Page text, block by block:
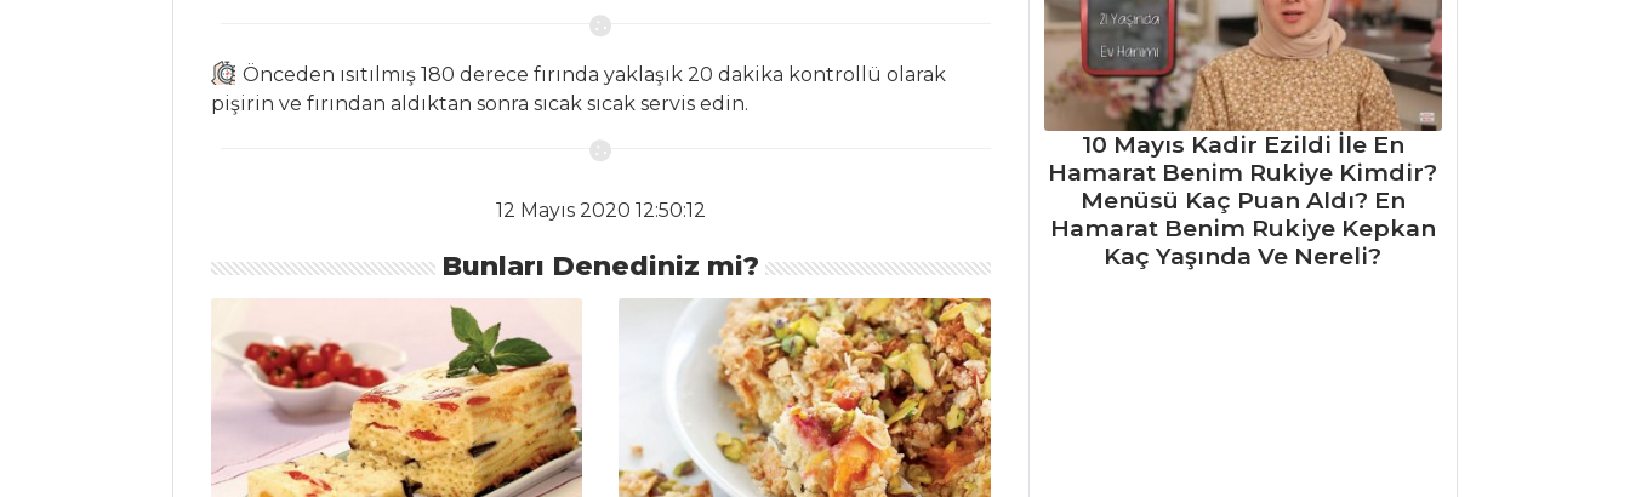
Mantarlı Pırasa
En kolay açma
Önceden ısıtılmış 180 derece fırında yaklaşık 20 dakika kontrollü olarak
pişirin ve fırından aldıktan sonra sıcak sıcak servis edin.
12 Mayıs 2020 12:50:12
Bunları Denediniz mi?
10 Mayıs Kadir Ezildi İle En
Hamarat Benim Rukiye Kimdir?
Menüsü Kaç Puan Aldı? En
Hamarat Benim Rukiye Kepkan
Kaç Yaşında Ve Nereli?